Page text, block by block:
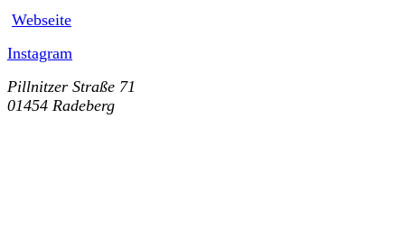
Webseite
Instagram
Pillnitzer Straße 71
01454 Radeberg